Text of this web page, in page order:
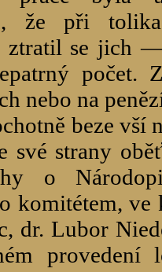
že při
ztratil se jich
počet.
nebo na
beze vší
své strany
o
komitétem, ve
dr. Lubor